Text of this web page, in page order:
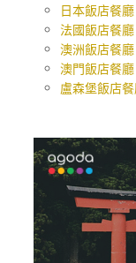
日本飯店餐
法國飯店餐
澳洲飯店餐
澳門飯店餐
盧森堡飯店